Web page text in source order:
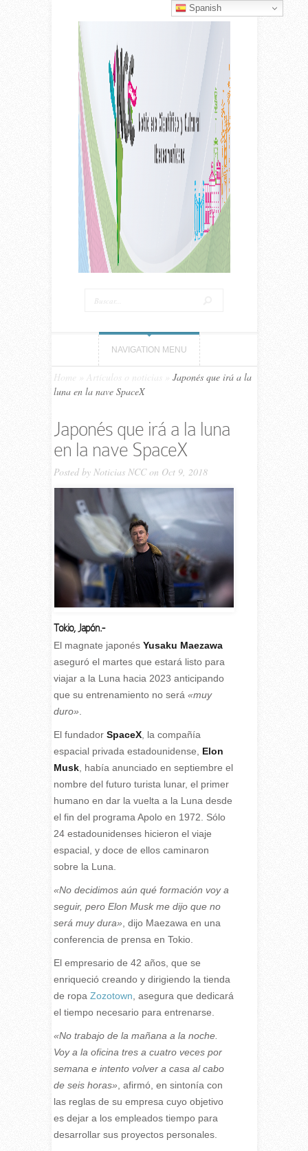
NAVIGATION MENU
Home Artículos o noticias
Japonés que irá a la
luna en la nave SpaceX
Japonés que irá a la luna
en la nave SpaceX
Posted by Noticias NCCon Oct 9, 2018
Tokio, Japón.-
El magnate japonés Yusaku Maezawa
aseguró el martes que estará listo para
viajar a la Luna hacia 2023 anticipando
que su entrenamiento no será «muy
duro»
El fundador SpaceX, la compañía
espacial privada estadounidense, Elon
Musk, había anunciado en septiembre el
nombre del futuro turista lunar, el primer
humano en dar la vuelta a la Luna desde
el fin del programa Apolo en 1972. Sólo
24 estadounidenses hicieron el viaje
espacial, y doce de ellos caminaron
sobre la Luna.
«No decidimos aún qué formación voy a
seguir, pero Elon Musk me dijo que no
será muy dura» , dijo Maezawa en una
conferencia de prensa en Tokio.
El empresario de 42 años, que se
enriqueció creando y dirigiendo la tienda
de ropa Zozotown , asegura que dedicará
el tiempo necesario para entrenarse.
«No trabajo de la mañana a la noche.
Voy a la oficina tres a cuatro veces por
semana e intento volver a casa al cabo
de seis horas» , afirmó, en sintonía con
las reglas de su empresa cuyo objetivo
es dejar a los empleados tiempo para
desarrollar sus proyectos personales.
Spanish